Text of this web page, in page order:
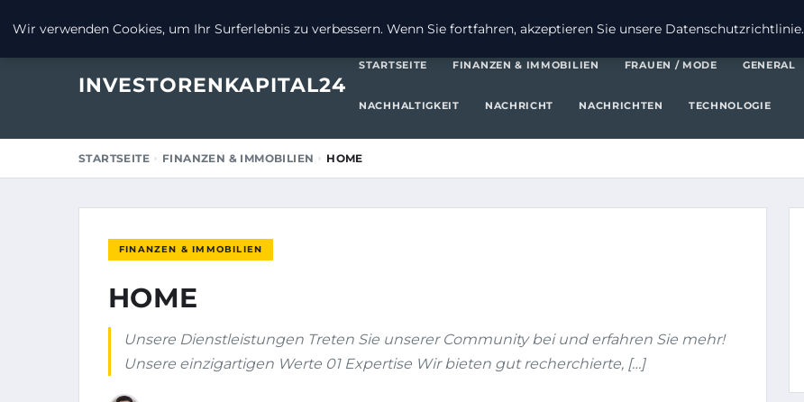
INVESTORENKAPITAL24
STARTSEITE FINANZEN & IMMOBILIEN FRAUEN / MODE GENERAL
NACHHALTIGKEIT NACHRICHT NACHRICHTEN TECHNOLOGIE
STARTSEITE FINANZEN & IMMOBILIEN HOME
FINANZEN & IMMOBILIEN
HOME
Unsere Dienstleistungen Treten Sie unserer Community bei und erfahren Sie mehr!
Unsere einzigartigen Werte 01 Expertise Wir bieten gut recherchierte, […]
Wir verwenden Cookies, um Ihr Surferlebnis zu verbessern. Wenn Sie fortfahren, akzeptieren Sie unsere Datenschutzrichtlinie.